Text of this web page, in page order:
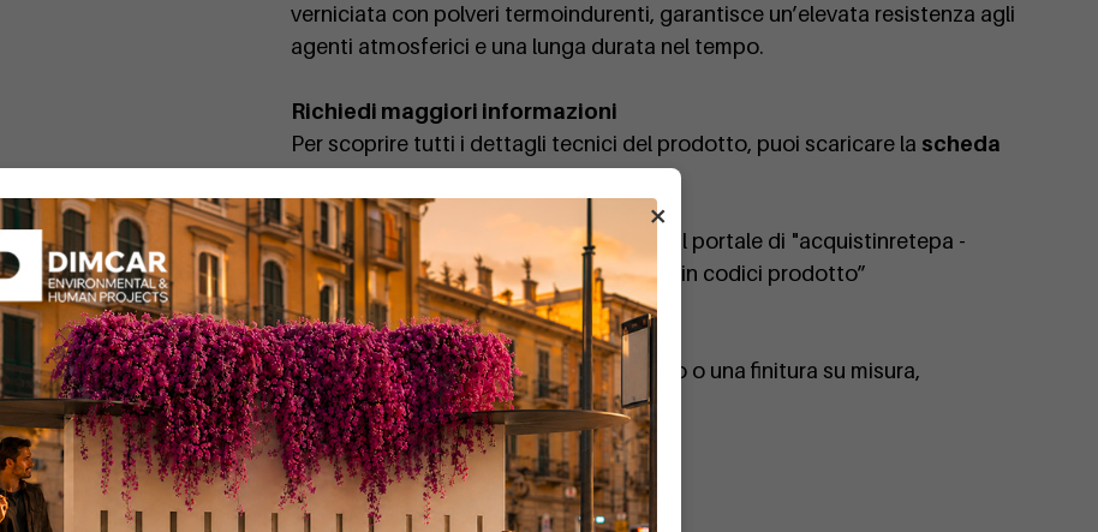
verniciata con polveri termoindurenti, garantisce un’elevata resistenza agli
agenti atmosferici e una lunga durata nel tempo.
Richiedi maggiori informazioni
Per scoprire tutti i dettagli tecnici del prodotto, puoi scaricare la scheda
tecnica dettagliata.
Il cestino Alghero è disponibile anche sul portale di "acquistinretepa -
MEPA" cercando il codice DIMCAR235 “in codici prodotto”
Se desideri un preventivo personalizzato o una finitura su misura,
contattaci oggi stesso!
×